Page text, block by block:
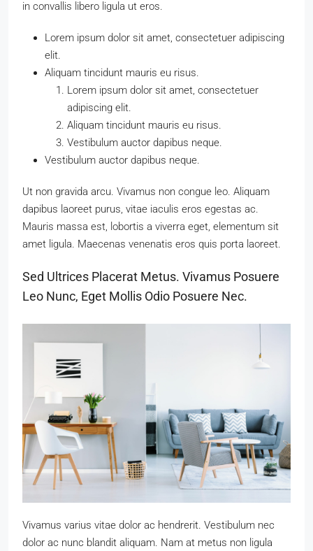
in convallis libero ligula ut eros.
Lorem ipsum dolor sit amet, consectetuer adipiscing
elit.
Aliquam tincidunt mauris eu risus.
Lorem ipsum dolor sit amet, consectetuer
adipiscing elit.
Aliquam tincidunt mauris eu risus.
Vestibulum auctor dapibus neque.
Vestibulum auctor dapibus neque.
Ut non gravida arcu. Vivamus non congue leo. Aliquam
dapibus laoreet purus, vitae iaculis eros egestas ac.
Mauris massa est, lobortis a viverra eget, elementum sit
amet ligula. Maecenas venenatis eros quis porta laoreet.
Sed Ultrices Placerat Metus. Vivamus Posuere
Leo Nunc, Eget Mollis Odio Posuere Nec.
Vivamus varius vitae dolor ac hendrerit. Vestibulum nec
dolor ac nunc blandit aliquam. Nam at metus non ligula